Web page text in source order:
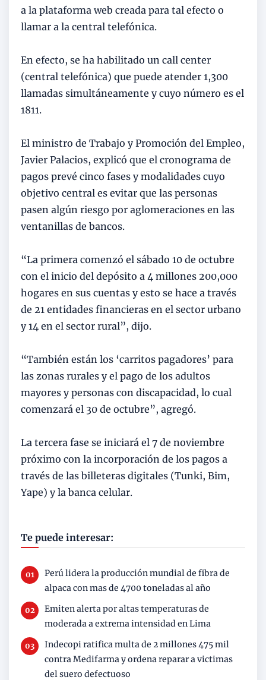
a la plataforma web creada para tal efecto o
llamar a la central telefónica.
En efecto, se ha habilitado un call center
(central telefónica) que puede atender 1,300
llamadas simultáneamente y cuyo número es el
1811.
El ministro de Trabajo y Promoción del Empleo,
Javier Palacios, explicó que el cronograma de
pagos prevé cinco fases y modalidades cuyo
objetivo central es evitar que las personas
pasen algún riesgo por aglomeraciones en las
ventanillas de bancos.
“La primera comenzó el sábado 10 de octubre
con el inicio del depósito a 4 millones 200,000
hogares en sus cuentas y esto se hace a través
de 21 entidades financieras en el sector urbano
y 14 en el sector rural”, dijo.
“También están los ‘carritos pagadores’ para
las zonas rurales y el pago de los adultos
mayores y personas con discapacidad, lo cual
comenzará el 30 de octubre”, agregó.
La tercera fase se iniciará el 7 de noviembre
próximo con la incorporación de los pagos a
través de las billeteras digitales (Tunki, Bim,
Yape) y la banca celular.
Te puede interesar:
Perú lidera la producción mundial de fibra de
alpaca con mas de 4700 toneladas al año
Emiten alerta por altas temperaturas de
moderada a extrema intensidad en Lima
Indecopi ratifica multa de 2 millones 475 mil
contra Medifarma y ordena reparar a victimas
del suero defectuoso